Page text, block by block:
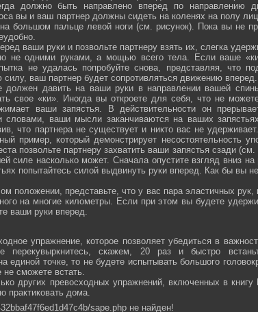
должно быть направлено вперед по направлению
вы и ваш партнер должны сидеть на коленях на полу
большом пальце левой ноги (см. рисунок). Пока вы не
ваши руки и позвольте партнеру взять их, слегка
не одними руками, а мощью всего тела. Если ваше
не удалась попробуйте снова, представляя, что
силу, ваш партнер будет сопротивляться движению вперед.
должен давить на ваши руки в направлении вашей
свое «ки». Иногда вы откроете для себя, что не
ваши запястья. В действительности он
словами, ваши мысли заканчиваются на ваших
что партнера не существует и никто вас не
пример, который демонстрирует несостоятельность
позвольте партнеру захватить ваши запястья сзади
силе насколько может. Сначала опустите взгляд вниз
попытайтесь силой выдвинуть руки вперед. Как бы вы
положении, представьте, что у вас пара эластичных рук,
на многие километры. Если при этом вы будете
ваши руки вперед.
упражнение, которое позволяет убедиться в
перекувыркнитесь, скажем, 20 раз и быстро
единой точке, то не будете испытывать большого
не сможете встать.
других превосходных упражнений, включенных в
практиковать дома.
sape.php не найден!